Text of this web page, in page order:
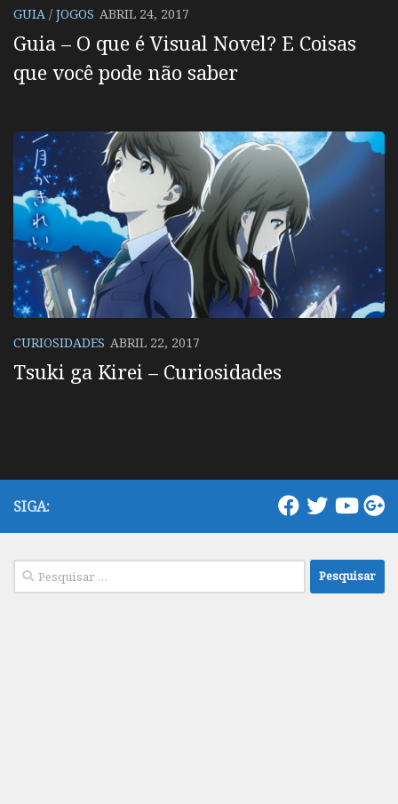
GUIA / JOGOS ABRIL 24, 2017
Guia – O que é Visual Novel? E Coisas
que você pode não saber
CURIOSIDADES ABRIL 22, 2017
Tsuki ga Kirei – Curiosidades
SIGA:
Pesquisar
por: